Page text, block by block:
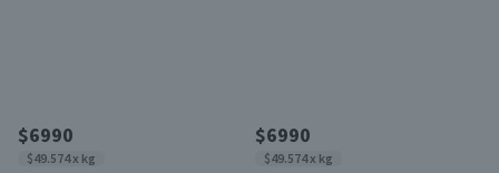
$6990
$49.574 x kg
$6990
$49.574 x kg